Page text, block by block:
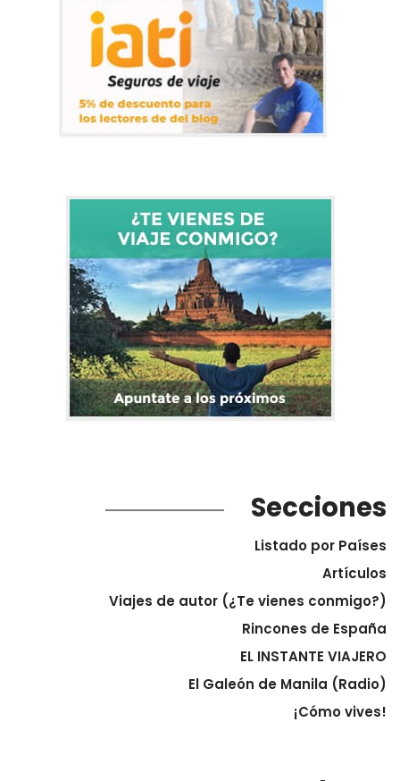
Secciones
Listado por Países
Artículos
Viajes de autor (¿Te vienes conmigo?)
Rincones de España
EL INSTANTE VIAJERO
El Galeón de Manila (Radio)
¡Cómo vives!